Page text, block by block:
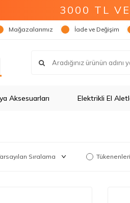
3000 TL
Mağazalarımız İade ve Değişim
Aksesuarları Elektrikli El